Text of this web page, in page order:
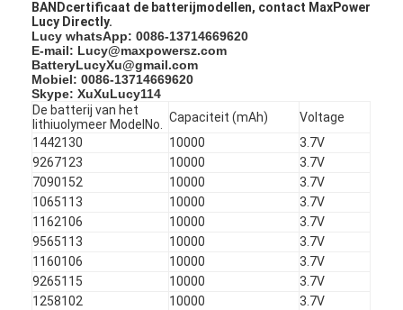
NiMH oplaadbare batterijen
NiCd-oplaadbare batterijen
LCD Battery Charger
NiMH accu 's
NiCd accu packs
Lithium ion accu 's
Oplaadbare Staafla batterij
noodverlichtingbatterij
BANDcertificaat de batterijmodellen, contact MaxPower
Lucy Directly.
Lucy whatsApp: 0086-13714669620
E-mail: Lucy@maxpowersz.com
BatteryLucyXu@gmail.com
Mobiel: 0086-13714669620
Skype: XuXuLucy114
De batterij van het
lithiuolymeer ModelNo. Capaciteit (mAh)
Voltage
1442130
10000
3.7V
9267123
10000
3.7V
7090152
10000
3.7V
1065113
10000
3.7V
1162106
10000
3.7V
9565113
10000
3.7V
1160106
10000
3.7V
9265115
10000
3.7V
1258102
10000
3.7V